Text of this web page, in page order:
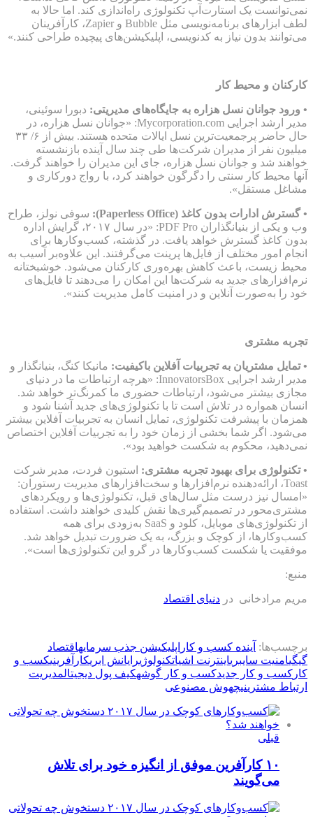
نمی‌توانست یک استارت‌آپ تکنولوژی راه‌اندازی کند. اما حالا به
لطف ابزارهای برنامه‌نویسی مثل Bubble و Zapier، کارآفرینان
می‌توانند بدون نیاز به کدنویسی، اپلیکیشن‌های پیچیده طراحی کنند.»
کارکنان و محیط کار
• ورود جوانان نسل هزاره به جایگاه‌های مدیریتی: دبورا سوئینی،
مدیر ارشد اجرایی Mycorporation.com: «جوانان نسل هزاره، در
حال حاضر پرجمعیت‌ترین نسل ایالات متحده هستند. بیش از ۶/ ۳۳
میلیون نفر از مدیران شرکت‌ها طی چند سال آینده بازنشسته
خواهند شد و جوانان نسل هزاره، جای این مدیران را خواهند گرفت.
آنها محیط کار سنتی را دگرگون خواهند کرد، با رواج دورکاری و
مشاغل مستقل».
• گسترش ادارات بدون کاغذ (Paperless Office):
سوفی نولز، طراح
وب و یکی از بنیانگذاران PDF Pro: «در سال ۲۰۱۷، گرایش اداره
بدون کاغذ گسترش خواهد یافت. در گذشته، کسب‌وکارها برای
انجام امور مختلف از فایل‌ها پرینت می‌گرفتند. این علاوه‌بر آسیب به
محیط زیست، باعث کاهش بهره‌وری کارکنان می‌شود. خوشبختانه
نرم‌افزارهای جدید به شرکت‌ها این امکان را می‌دهند تا فایل‌های
خود را به‌صورت آنلاین و در امنیت کامل مدیریت کنند».
تجربه مشتری
• تمایل مشتریان به تجربیات آفلاین باکیفیت: مانیکا کنگ، بنیانگذار و
مدیر ارشد اجرایی InnovatorsBox: «هرچه ارتباطات ما در دنیای
مجازی بیشتر می‌شود، ارتباطات حضوری ما کمرنگ‌تر خواهد شد.
انسان همواره در تلاش است تا با تکنولوژی‌های جدید آشنا شود و
همزمان با پیشرفت تکنولوژی، تمایل انسان به تجربیات آفلاین بیشتر
می‌شود. اگر شما بخشی از زمان خود را به تجربیات آفلاین اختصاص
نمی‌دهید، محکوم به شکست خواهید بود».
• تکنولوژی برای بهبود تجربه مشتری: استیون فردت، مدیر شرکت
Toast، ارائه‌دهنده نرم‌افزارها و سخت‌افزارهای مدیریت رستوران:
«امسال نیز درست مثل سال‌های قبل، تکنولوژی‌ها و رویکردهای
مشتری‌محور در تصمیم‌گیری‌ها نقش کلیدی خواهند داشت. استفاده
از تکنولوژی‌های موبایل، کلود و SaaS به‌زودی برای همه
کسب‌وکارها، از کوچک و بزرگ، به یک ضرورت تبدیل خواهد شد.
موفقیت یا شکست کسب‌وکارها در گرو این تکنولوژی‌ها است».
منبع:
مریم مرادخانی در دنیای اقتصاد
برچسب‌ها: آینده کسب و کار اپلیکیشن جذب سرمایهاقتصاد
گیگیامنیت سایبریاینترنت اشیاتکنولوژیرایانش ابریکارآفرینیکسب و
کار کسب و کار جدیدکسب و کار گوشهکیف پول دیجیتالمدیریت
ارتباط مشترینیچهوش مصنوعی
قبلی
۱۰ کارآفرین موفق از انگیزه خود برای تلاش
می‌گویند